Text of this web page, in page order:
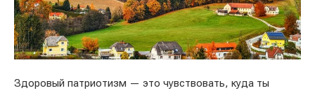
Здоровый патриотизм — это чувствовать, куда ты